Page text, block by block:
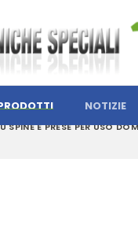
NOTIZIE
SPINE E PRESE PER USO